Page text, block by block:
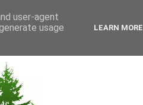
user-agent
usage
LEARN MORE